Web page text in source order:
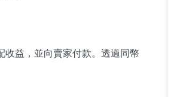
益，並向賣家付款。透過同幣